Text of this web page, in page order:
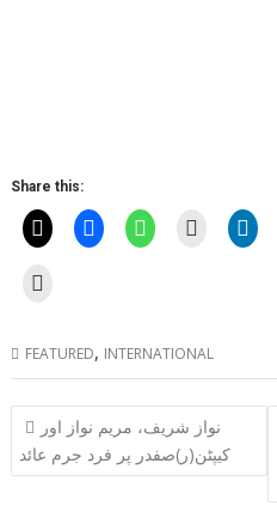
Share this:
FEATURED, INTERNATIONAL
Post
navigation
نواز شریف، مریم نواز اور
کیپٹن(ر)صفدر پر فرد جرم عائد